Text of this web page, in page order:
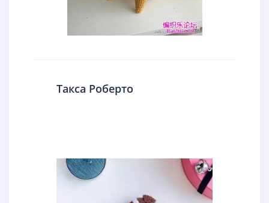
Такса Роберто